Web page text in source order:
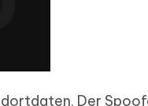
Der